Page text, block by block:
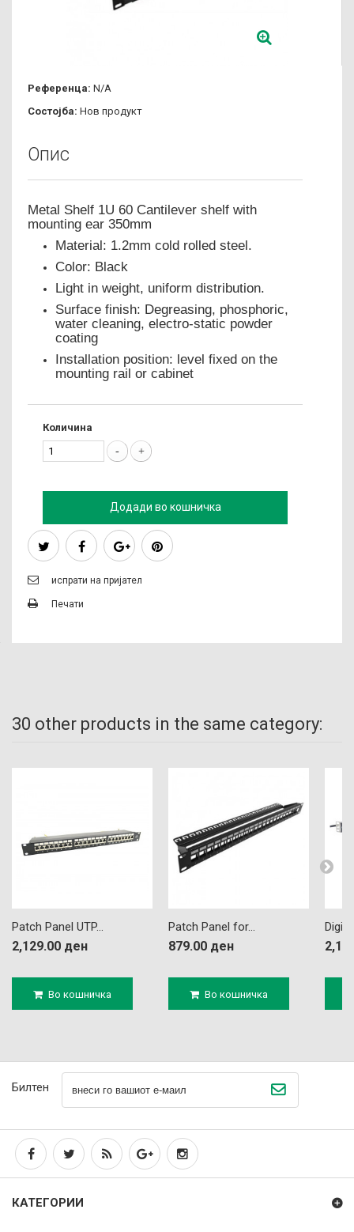
Референца: N/A
Состојба: Нов продукт
Опис
Metal Shelf 1U 60 Cantilever shelf with
mounting ear 350mm
Material: 1.2mm cold rolled steel.
Color: Black
Light in weight, uniform distribution.
Surface finish: Degreasing, phosphoric,
water cleaning, electro-static powder
coating
Installation position: level fixed on the
mounting rail or cabinet
Количина
Додади во кошничка
испрати на пријател
Печати
30 other products in the same category:
Patch Panel UTP...
2,129.00 ден
Во кошничка
Patch Panel for...
879.00 ден
Во кошничка
Билтен
КАТЕГОРИИ